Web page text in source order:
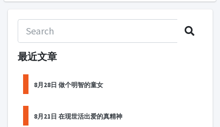
最近文章
8月28日 做个明智的童女
8月21日 在现世活出爱的真精神